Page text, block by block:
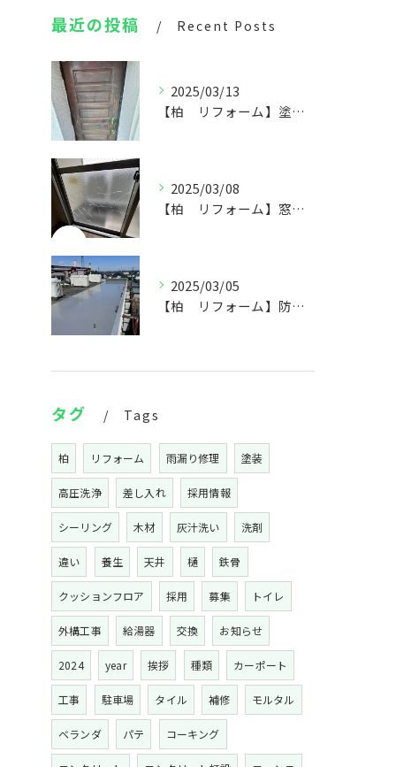
最近の投稿 Recent Posts
2025/03/13
【柏 リフォーム】塗装工事ならARiseに🏠
2025/03/08
【柏 リフォーム】窓ガラス等の交換もお任せ下さい！🏠
2025/03/05
【柏 リフォーム】防水工事🏠
タグ Tags
柏 リフォーム 雨漏り修理 塗装
高圧洗浄 差し入れ 採用情報
シーリング 木材 灰汁洗い 洗剤
違い 養生 天井 樋 鉄骨
クッションフロア 採用 募集 トイレ
外構工事 給湯器 交換 お知らせ
2024 year 挨拶 種類 カーポート
工事 駐車場 タイル 補修 モルタル
ベランダ パテ コーキング